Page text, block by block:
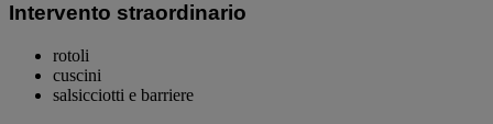
Intervento straordinario
rotoli
cuscini
salsicciotti e barriere